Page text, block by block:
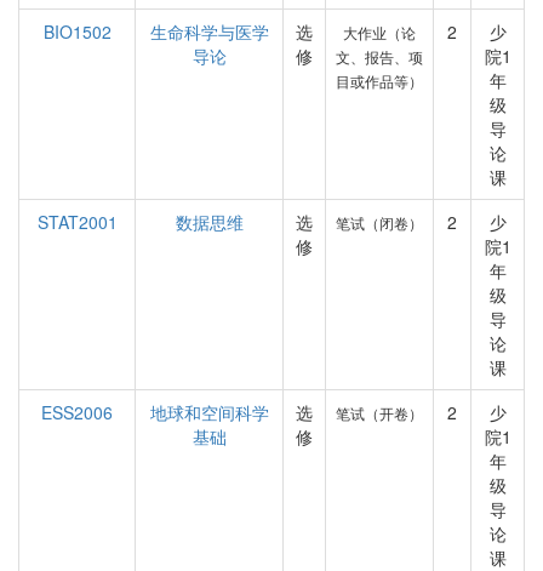
BIO1502
生命科学与医学
导论
选
修
大作业（论
文、报告、项
目或作品等）
2
少
院1
年
级
导
论
课
STAT2001
数据思维
选
修
笔试（闭卷） 2
少
院1
年
级
导
论
课
ESS2006
地球和空间科学
基础
选
修
笔试（开卷） 2
少
院1
年
级
导
论
课